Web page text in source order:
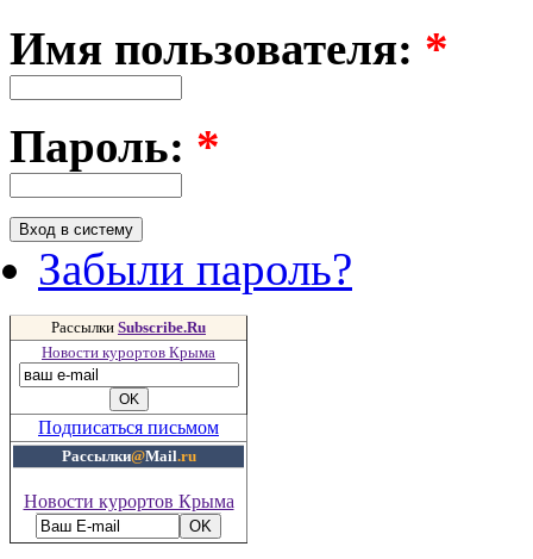
Имя пользователя: *
Пароль: *
Забыли пароль?
Рассылки Subscribe.Ru
Новости курортов Крыма
Подписаться письмом
Рассылки@Mail.ru
Новости курортов Крыма